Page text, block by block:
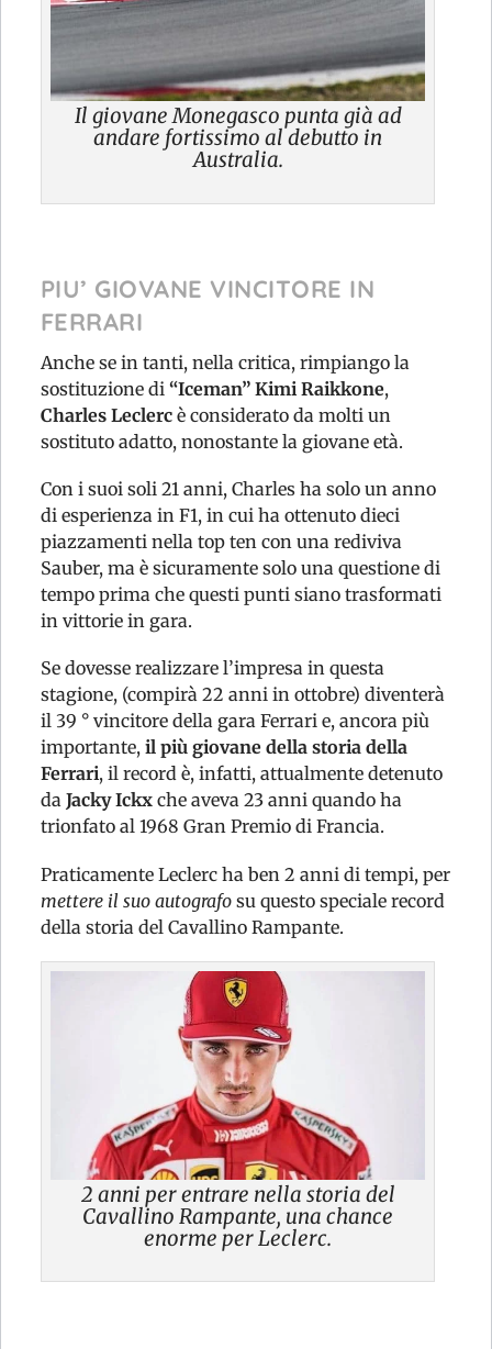
Il giovane Monegasco punta già ad
andare fortissimo al debutto in
Australia.
PIU’ GIOVANE VINCITORE IN
FERRARI
Anche se in tanti, nella critica, rimpiango la
sostituzione di “Iceman” Kimi Raikkone,
Charles Leclercè considerato da molti un
sostituto adatto, nonostante la giovane età.
Con i suoi soli 21 anni, Charles ha solo un anno
di esperienza in F1, in cui ha ottenuto dieci
piazzamenti nella top ten con una rediviva
Sauber, ma è sicuramente solo una questione di
tempo prima che questi punti siano trasformati
in vittorie in gara.
Se dovesse realizzare l’impresa in questa
stagione, (compirà 22 anni in ottobre) diventerà
il 39 ° vincitore della gara Ferrari e, ancora più
importante, il più giovane della storia della
Ferrari, il record è, infatti, attualmente detenuto
da Jacky Ickxche aveva 23 anni quando ha
trionfato al 1968 Gran Premio di Francia.
Praticamente Leclerc ha ben 2 anni di tempi, per
mettere il suo autografosu questo speciale record
della storia del Cavallino Rampante.
2 anni per entrare nella storia del
Cavallino Rampante, una chance
enorme per Leclerc.